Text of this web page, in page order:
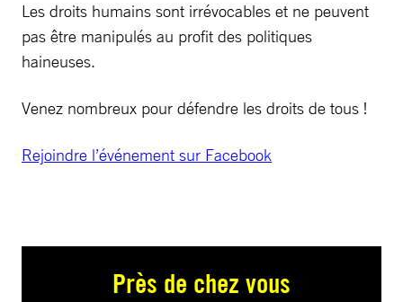
Les droits humains sont irrévocables et ne peuvent
pas être manipulés au profit des politiques
haineuses.
Venez nombreux pour défendre les droits de tous !
Rejoindre l’événement sur Facebook
Près de chez vous